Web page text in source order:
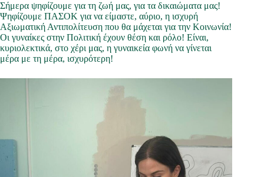
Σήμερα ψηφίζουμε για τη ζωή μας, για τα δικαιώματα μας!
Ψηφίζουμε ΠΑΣΟΚ για να είμαστε, αύριο, η ισχυρή
Αξιωματική Αντιπολίτευση που θα μάχεται για την Κοινωνία!
Οι γυναίκες στην Πολιτική έχουν θέση και ρόλο! Είναι,
κυριολεκτικά, στο χέρι μας, η γυναικεία φωνή να γίνεται
μέρα με τη μέρα, ισχυρότερη!